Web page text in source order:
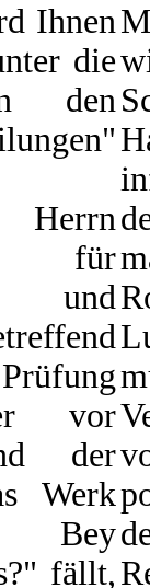
Ihnen
die
den
Herrn
für
und
vor
der
Werk
Bey
fällt,